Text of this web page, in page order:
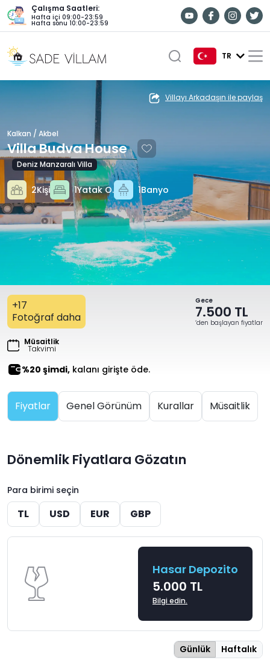
Çalışma Saatleri:
Hafta içi 09:00-23:59
Hafta sonu 10:00-23:59
TR
RU
Villayı Arkadaşın ile paylaş
Kalkan / Akbel
Villa Budva House
Deniz Manzaralı Villa
2Kişi 1Yatak O. 1Banyo
+17
Fotoğraf daha
Gece
7.500 TL
‘den başlayan fiyatlar
Müsaitlik
Takvimi
%20 şimdi, kalanı girişte öde.
Fiyatlar Genel Görünüm Kurallar Müsaitlik
Dönemlik Fiyatlara Gözatın
Para birimi seçin
TL USD EUR GBP
Hasar Depozito
5.000 TL
Bilgi edin.
Günlük Haftalık